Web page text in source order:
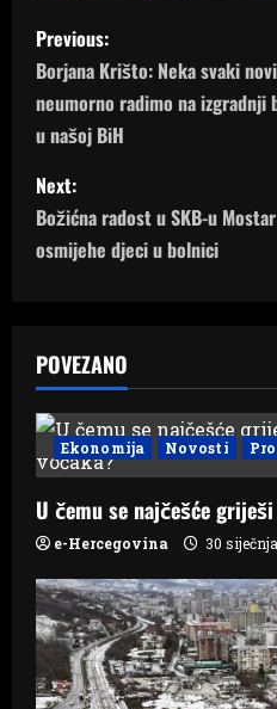
P
o
s
t
n
i
g
a
t
i
o
n
Previous:
Borjana Krišto: Neka svaki
neumorno radimo na
u našoj BiH
Next:
Božićna radost u SKB-u
osmijehe djeci u bolnici
POVEZANO
Ekonomija Novosti
U čemu se najčešće
e-Hercegovina 30